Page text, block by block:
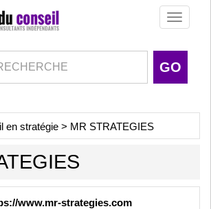
Toggle
en stratégie > MR STRATEGIES
www.mr-strategies.com